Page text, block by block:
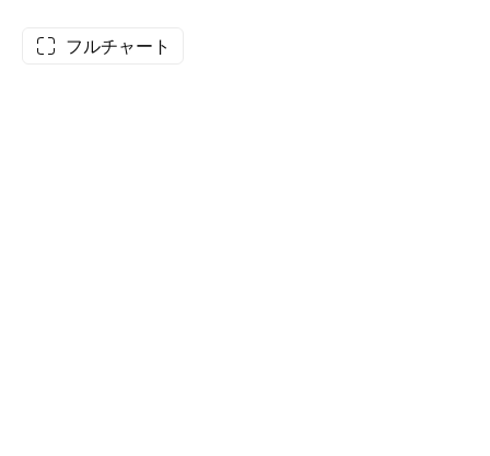
フルチャート